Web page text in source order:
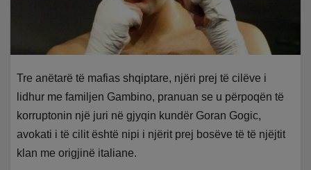
Tre anëtarë të mafias shqiptare, njëri prej të cilëve i
lidhur me familjen Gambino, pranuan se u përpoqën të
korruptonin një juri në gjyqin kundër Goran Gogic,
avokati i të cilit është nipi i njërit prej bosëve të të njëjtit
klan me origjinë italiane.